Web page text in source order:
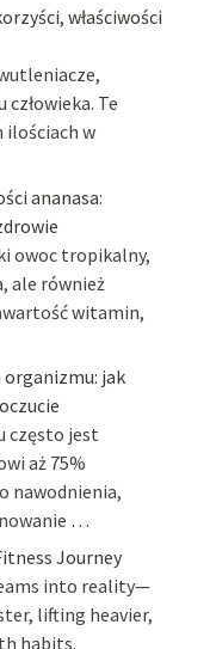
właściwości
Te
ilościach w
ananasa:
owoc tropikalny,
ale również
witamin,
organizmu: jak
często jest
aż 75%
nawodnienia,
…
Journey
into reality—
lifting heavier,
habits.